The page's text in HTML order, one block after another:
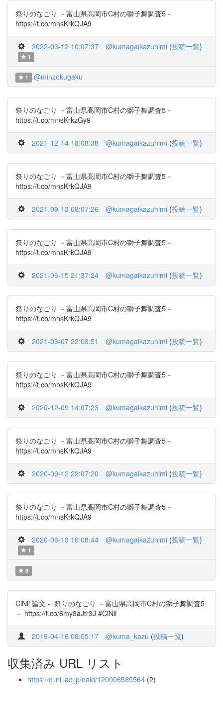
祭りのなごり －富山県高岡市C村の獅子舞調査5－
https://t.co/mnsKrkQJA9
2022-03-12 10:07:37 @kumagaikazuhimi (投稿一覧)
1
1 @minzokugaku
祭りのなごり －富山県高岡市C村の獅子舞調査5－
https://t.co/mnsKrkzGy9
2021-12-14 18:08:38 @kumagaikazuhimi (投稿一覧)
祭りのなごり －富山県高岡市C村の獅子舞調査5－
https://t.co/mnsKrkQJA9
2021-09-13 08:07:26 @kumagaikazuhimi (投稿一覧)
祭りのなごり －富山県高岡市C村の獅子舞調査5－
https://t.co/mnsKrkQJA9
2021-06-15 21:37:24 @kumagaikazuhimi (投稿一覧)
祭りのなごり －富山県高岡市C村の獅子舞調査5－
https://t.co/mnsKrkQJA9
2021-03-07 22:08:51 @kumagaikazuhimi (投稿一覧)
祭りのなごり －富山県高岡市C村の獅子舞調査5－
https://t.co/mnsKrkQJA9
2020-12-09 14:07:23 @kumagaikazuhimi (投稿一覧)
祭りのなごり －富山県高岡市C村の獅子舞調査5－
https://t.co/mnsKrkQJA9
2020-09-12 22:07:20 @kumagaikazuhimi (投稿一覧)
祭りのなごり －富山県高岡市C村の獅子舞調査5－
https://t.co/mnsKrkQJA9
2020-06-13 16:08:44 @kumagaikazuhimi (投稿一覧)
1
0
CiNii 論文 - 祭りのなごり －富山県高岡市C村の獅子舞調査5
－ https://t.co/6my8aJtr3J #CiNii
2019-04-16 08:05:17 @kuma_kazu (投稿一覧)
収集済み URL リスト
https://ci.nii.ac.jp/naid/120006585564 (2)